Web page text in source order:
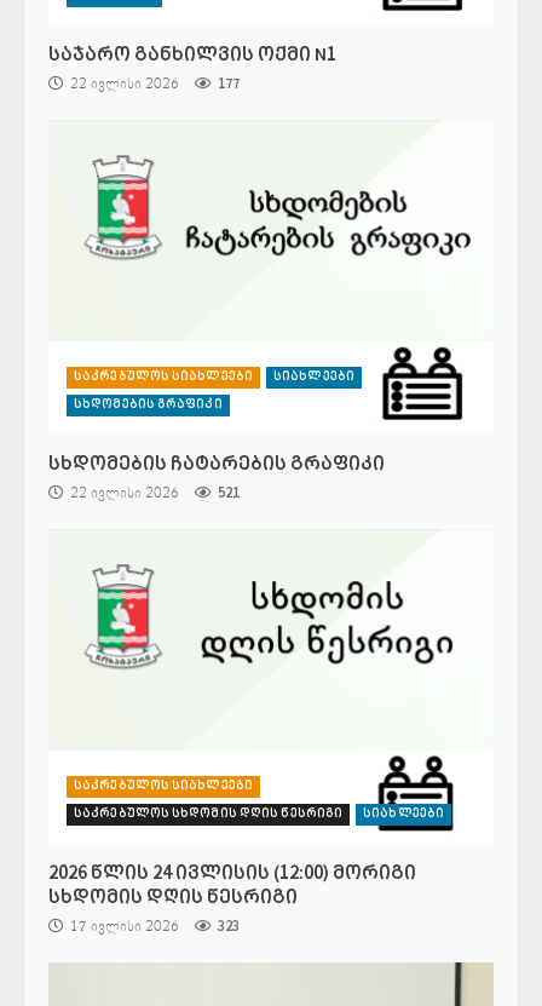
საჯარო განხილვის ოქმი N1
22 ივლისი 2026 177
საკრებულოს სიახლეები სიახლეები
სხდომების გრაფიკი
სხდომების ჩატარების გრაფიკი
22 ივლისი 2026 521
საკრებულოს სიახლეები
საკრებულოს სხდომის დღის წესრიგი სიახლეები
2026 წლის 24 ივლისის (12:00) მორიგი
სხდომის დღის წესრიგი
17 ივლისი 2026 323